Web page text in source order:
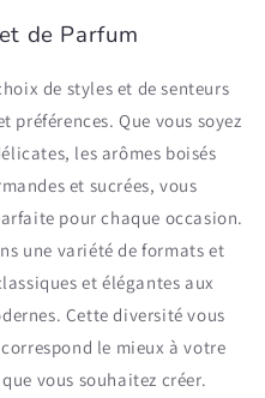
de Parfum
de styles et de senteurs
préférences. Que vous soyez
les arômes boisés
et sucrées, vous
pour chaque occasion.
une variété de formats et
et élégantes aux
Cette diversité vous
le mieux à votre
vous souhaitez créer.